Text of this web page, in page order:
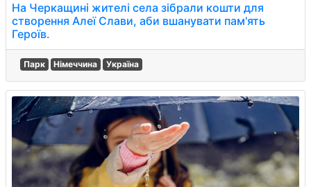
На Черкащині жителі села зібрали кошти для
створення Алеї Слави, аби вшанувати пам'ять
Героїв.
Парк Німеччина Україна